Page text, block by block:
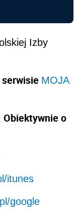
Izby
MOJA
Obiektywnie o
itunes
google